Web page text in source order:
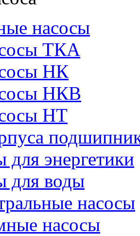
насосы
ТКА
НК
НКВ
НТ
для энергетики
для воды
насосы
насосы